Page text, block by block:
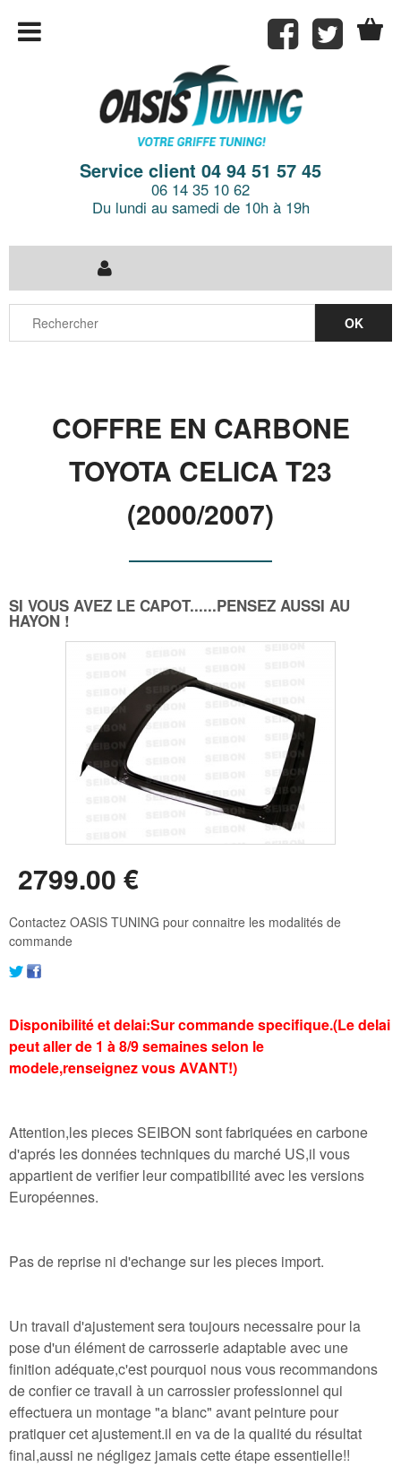
Service client 04 94 51 57 45
06 14 35 10 62
Du lundi au samedi de 10h à 19h
COFFRE EN CARBONE
TOYOTA CELICA T23
(2000/2007)
SI VOUS AVEZ LE CAPOT......PENSEZ AUSSI AU
HAYON !
2799.00 €
Contactez OASIS TUNING pour connaitre les modalités de
commande
Disponibilité et delai:Sur commande specifique.(Le delai
peut aller de 1 à 8/9 semaines selon le
modele,renseignez vous AVANT!)
Attention,les pieces SEIBON sont fabriquées en carbone
d'aprés les données techniques du marché US,il vous
appartient de verifier leur compatibilité avec les versions
Européennes.
Pas de reprise ni d'echange sur les pieces import.
Un travail d'ajustement sera toujours necessaire pour la
pose d'un élément de carrosserie adaptable avec une
finition adéquate,c'est pourquoi nous vous recommandons
de confier ce travail à un carrossier professionnel qui
effectuera un montage "a blanc" avant peinture pour
pratiquer cet ajustement.il en va de la qualité du résultat
final,aussi ne négligez jamais cette étape essentielle!!